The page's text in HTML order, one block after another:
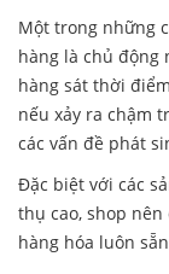
Một trong những
hàng là chủ động
hàng sát thời
nếu xảy ra chậm
các vấn đề phát
Đặc biệt với các
thụ cao, shop
hàng hóa luôn